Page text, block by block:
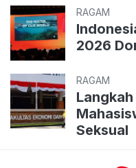
RAGAM
2026
RAGAM
Seksual